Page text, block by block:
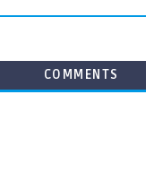
COMMENTS